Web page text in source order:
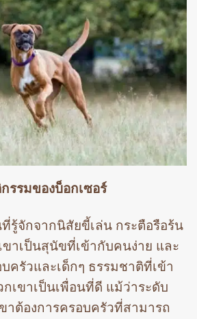
รรมของบ็อกเซอร์
ที่รู้จักจากนิสัยขี้เล่น กระตือรือร้น
ขาเป็นสุนัขที่เข้ากับคนง่าย และ
ครัวและเด็กๆ ธรรมชาติที่เข้า
เขาเป็นเพื่อนที่ดี แม้ว่าระดับ
าต้องการครอบครัวที่สามารถ